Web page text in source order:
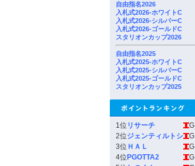
自由指名2026
入札式2026-ホワイトC
入札式2026-シルバーC
入札式2026-ゴールドC
スタリオンカップ2026
自由指名2025
入札式2025-ホワイトC
入札式2025-シルバーC
入札式2025-ゴールドC
スタリオンカップ2025
1位 リサーチ
GI
2位ジェンティルトシ
GI
3位 ＨＡＬ
GI
4位 PGOTTA2
GI